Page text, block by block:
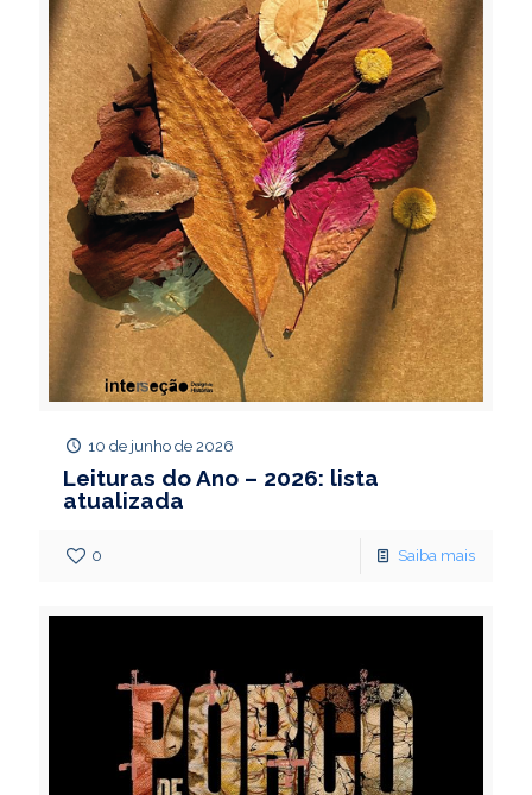
10 de junho de 2026
Leituras do Ano – 2026: lista
atualizada
0 Saiba mais